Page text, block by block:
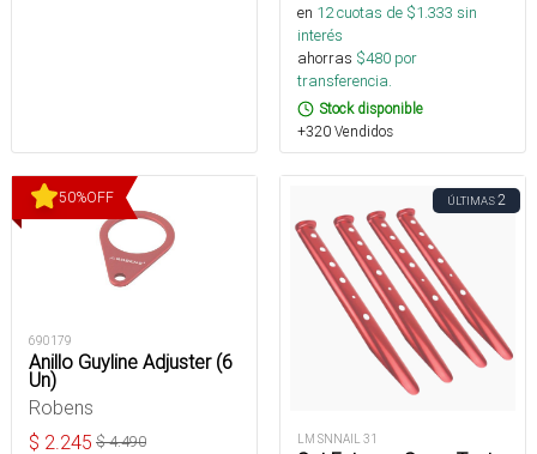
en 12cuotas de $1.333 sin
interés
ahorras $480 por
transferencia.
Stock disponible
+320 Vendidos
50%OFF
690179
Anillo Guyline Adjuster (6
Un)
Robens
$ 2.245 $4.490
ÚLTIMAS2
LM SNNAIL 31